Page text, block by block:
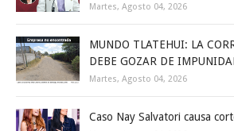
Martes, Agosto 04, 2026
MUNDO TLATEHUI: LA
DEBE GOZAR DE
Martes, Agosto 04, 2026
Caso Nay Salvatori causa